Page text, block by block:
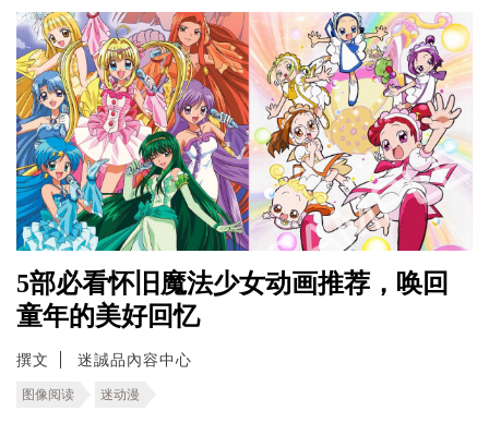
5部必看怀旧魔法少女动画推荐，唤回
童年的美好回忆
撰文 迷誠品內容中心
图像阅读 迷动漫